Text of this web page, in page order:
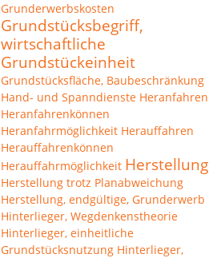
Grunderwerbskosten
Grundstücksbegriff,
wirtschaftliche
Grundstückeinheit
Grundstücksfläche, Baubeschränkung
Hand- und Spanndienste Heranfahren
Heranfahrenkönnen
Heranfahrmöglichkeit Herauffahren
Herauffahrenkönnen
Herauffahrmöglichkeit Herstellung
Herstellung trotz Planabweichung
Herstellung, endgültige, Grunderwerb
Hinterlieger, Wegdenkenstheorie
Hinterlieger, einheitliche
Grundstücksnutzung Hinterlieger,